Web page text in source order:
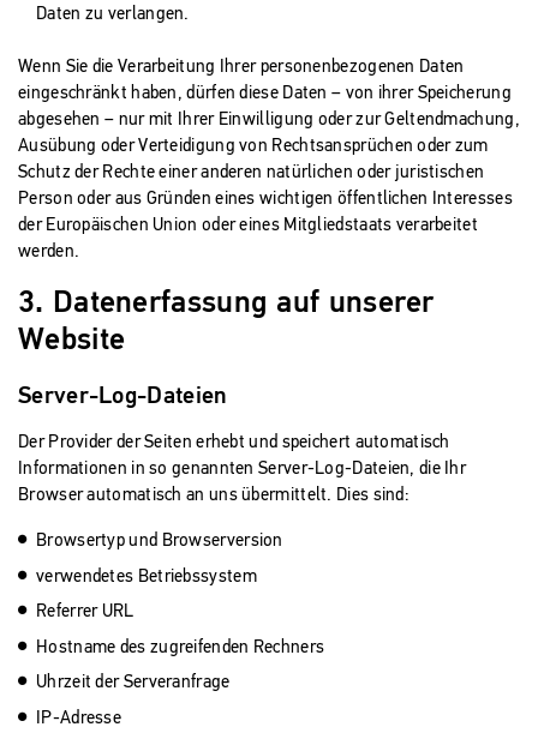
Daten zu verlangen.
Wenn Sie die Verarbeitung Ihrer personenbezogenen Daten
eingeschränkt haben, dürfen diese Daten – von ihrer Speicherung
abgesehen – nur mit Ihrer Einwilligung oder zur Geltendmachung,
Ausübung oder Verteidigung von Rechtsansprüchen oder zum
Schutz der Rechte einer anderen natürlichen oder juristischen
Person oder aus Gründen eines wichtigen öffentlichen Interesses
der Europäischen Union oder eines Mitgliedstaats verarbeitet
werden.
3. Datenerfassung auf unserer
Website
Server-Log-Dateien
Der Provider der Seiten erhebt und speichert automatisch
Informationen in so genannten Server-Log-Dateien, die Ihr
Browser automatisch an uns übermittelt. Dies sind:
Browsertyp und Browserversion
verwendetes Betriebssystem
Referrer URL
Hostname des zugreifenden Rechners
Uhrzeit der Serveranfrage
IP-Adresse